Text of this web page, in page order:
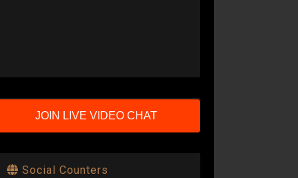
JOIN LIVE VIDEO CHAT
Social Counters